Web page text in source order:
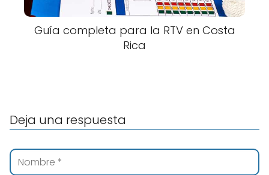
Guía completa para la RTV en Costa
Rica
Deja una respuesta